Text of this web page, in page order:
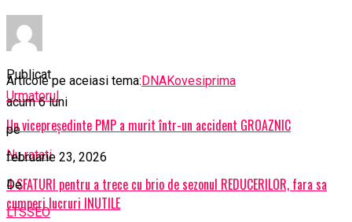
Articole pe aceiasi tema:DNAKovesiprima
Urmatorul
Un vicepreședinte PMP a murit într-un accident GROAZNIC
Nu ratati
4 SFATURI pentru a trece cu brio de sezonul REDUCERILOR, fara sa
cumperi lucruri INUTILE
Publicat
acum 6 luni
pe
februarie 23, 2026
De
LTSSEO